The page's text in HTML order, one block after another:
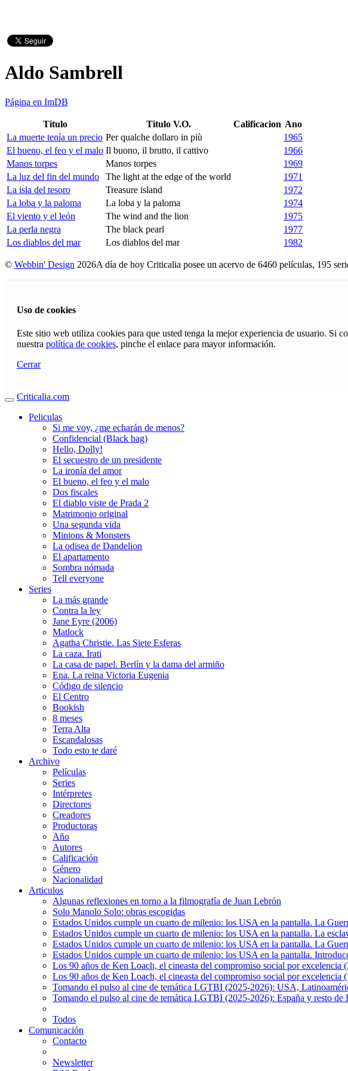
Aldo Sambrell
Página en ImDB
Titulo Titulo V.O. Calificacion Ano
La muerte tenía un precio Per qualche dollaro in più
1965
El bueno, el feo y el malo Il buono, il brutto, il cattivo
1966
Manos torpes
Manos torpes
1969
La luz del fin del mundo
The light at the edge of the world
1971
La isla del tesoro
Treasure island
1972
La loba y la paloma
La loba y la paloma
1974
El viento y el león
The wind and the lion
1975
La perla negra
The black pearl
1977
Los diablos del mar
Los diablos del mar 1982
© Webbin' Design 2026A día de hoy Criticalia posee un acervo de 6460 películas, 195
Uso de cookies
Este sitio web utiliza cookies para que usted tenga la mejor experiencia de usuario. Si
nuestra política de cookies, pinche el enlace para mayor información.
Cerrar
Criticalia.com
Peliculas
Si me voy, ¿me echarán de menos?
Confidencial (Black bag)
Hello, Dolly!
El secuestro de un presidente
La ironía del amor
El bueno, el feo y el malo
Dos fiscales
El diablo viste de Prada 2
Matrimonio original
Una segunda vida
Minions & Monsters
La odisea de Dandelion
El apartamento
Sombra nómada
Tell everyone
Series
La más grande
Contra la ley
Jane Eyre (2006)
Matlock
Agatha Christie. Las Siete Esferas
La caza. Irati
La casa de papel. Berlín y la dama del armiño
Ena. La reina Victoria Eugenia
Código de silencio
El Centro
Bookish
8 meses
Terra Alta
Escandalosas
Todo esto te daré
Archivo
Películas
Series
Intérpretes
Directores
Creadores
Productoras
Año
Autores
Calificación
Género
Nacionalidad
Articulos
Algunas reflexiones en torno a la filmografía de Juan Lebrón
Solo Manolo Solo: obras escogidas
Estados Unidos cumple un cuarto de milenio: los USA en la pantalla. La
Estados Unidos cumple un cuarto de milenio: los USA en la pantalla. La
Estados Unidos cumple un cuarto de milenio: los USA en la pantalla. La
Estados Unidos cumple un cuarto de milenio: los USA en la pantalla.
Los 90 años de Ken Loach, el cineasta del compromiso social por excelencia
Los 90 años de Ken Loach, el cineasta del compromiso social por excelencia
Tomando el pulso al cine de temática LGTBI (2025-2026): USA,
Tomando el pulso al cine de temática LGTBI (2025-2026): España y resto de
Todos
Comunicación
Contacto
Newsletter